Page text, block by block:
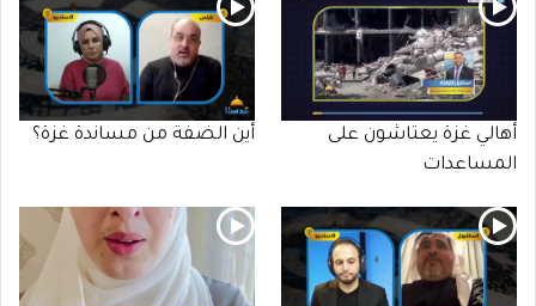
أهالي غزة يعتاشون على
المساعدات
أين الضفة من مساندة غزة؟